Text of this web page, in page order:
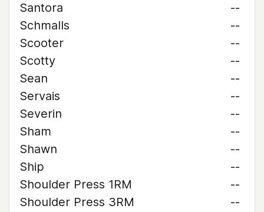
Santora
--
Schmalls
--
Scooter
--
Scotty
--
Sean
--
Servais
--
Severin
--
Sham
--
Shawn
--
Ship
--
Shoulder Press 1RM
--
Shoulder Press 3RM
--